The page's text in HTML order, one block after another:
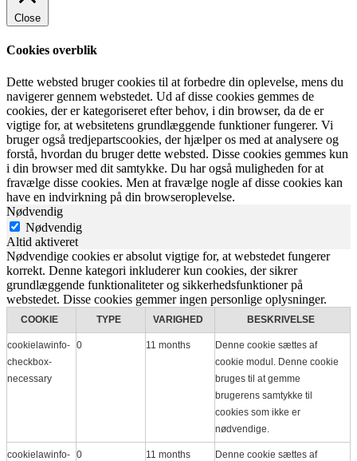
Close
Cookies overblik
Dette websted bruger cookies til at forbedre din oplevelse, mens du
navigerer gennem webstedet. Ud af disse cookies gemmes de
cookies, der er kategoriseret efter behov, i din browser, da de er
vigtige for, at websitetens grundlæggende funktioner fungerer. Vi
bruger også tredjepartscookies, der hjælper os med at analysere og
forstå, hvordan du bruger dette websted. Disse cookies gemmes kun
i din browser med dit samtykke. Du har også muligheden for at
fravælge disse cookies. Men at fravælge nogle af disse cookies kan
have en indvirkning på din browseroplevelse.
Nødvendig
Nødvendig
Altid aktiveret
Nødvendige cookies er absolut vigtige for, at webstedet fungerer
korrekt. Denne kategori inkluderer kun cookies, der sikrer
grundlæggende funktionaliteter og sikkerhedsfunktioner på
webstedet. Disse cookies gemmer ingen personlige oplysninger.
COOKIE TYPE VARIGHED BESKRIVELSE
cookielawinfo-
checkbox-
necessary
0 11 months
Denne cookie sættes af
cookie modul. Denne cookie
bruges til at gemme
brugerens samtykke til
cookies som ikke er
nødvendige.
cookielawinfo- 0 11 months
Denne cookie sættes af